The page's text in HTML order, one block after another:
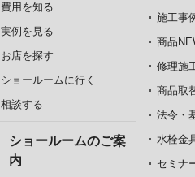
費用を知る
実例を見る
お店を探す
ショールームに行く
相談する
ショールームのご案
内
施工事
商品
修理施
商品取
法令・
水栓金
セミナ